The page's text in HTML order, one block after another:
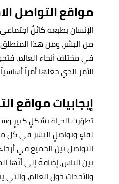
مواقع التواصل
الإنسان بطبعه كائنٌ
من البشر، ومن هذا
في مختلف أنحاء العالم،
الأمر الذي جعلها أمراً
إيجابيات مواقع
تطوّرت الحياة بشكلٍ كبيرٍ
لقاءٍ وتواصلٍ البشر في كل
التواصل بين الجميع في
بين الناس، إضافةً إلى أنّها
والأحداث حول العالم،